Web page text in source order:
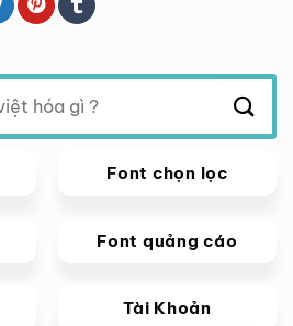
Font chọn lọc
Font quảng cáo
Tài Khoản